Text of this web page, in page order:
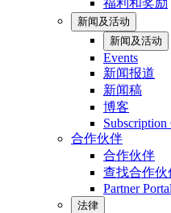
福利和奖励
新闻及活动
新闻及活动
Events
新闻报道
新闻稿
博客
Subscription
合作伙伴
合作伙伴
查找合作伙
Partner
法律